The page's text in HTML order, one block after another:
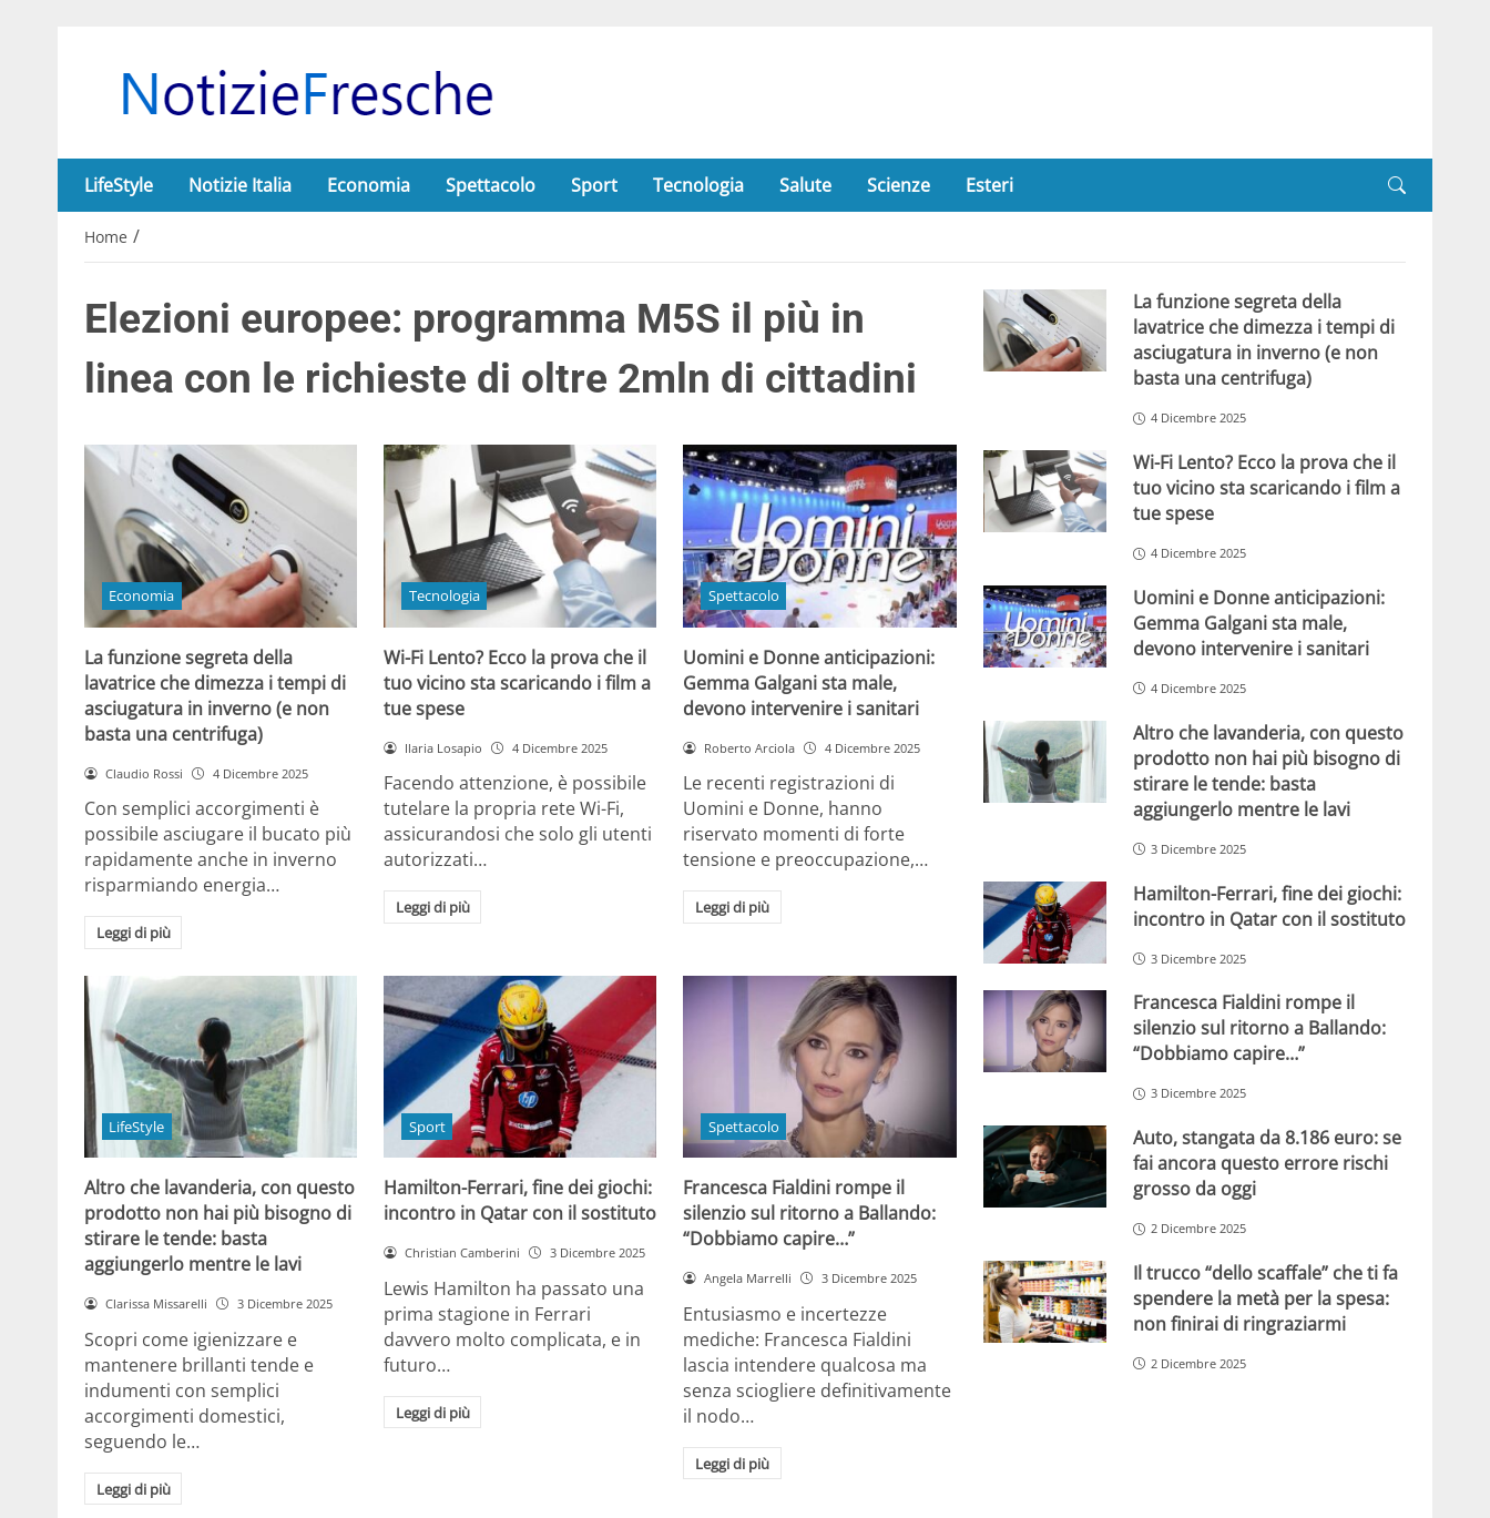
LifeStyle Notizie Italia Economia Spettacolo Sport Tecnologia Salute Scienze Esteri
Home /
Elezioni europee: programma M5S il più in
linea con le richieste di oltre 2mln di cittadini
Economia
La funzione segreta della
lavatrice che dimezza i tempi di
asciugatura in inverno (e non
basta una centrifuga)
Claudio Rossi 4 Dicembre 2025
Con semplici accorgimenti è
possibile asciugare il bucato più
rapidamente anche in inverno
risparmiando energia…
Leggi di più
Tecnologia
Wi-Fi Lento? Ecco la prova che il
tuo vicino sta scaricando i film a
tue spese
Ilaria Losapio 4 Dicembre 2025
Facendo attenzione, è possibile
tutelare la propria rete Wi-Fi,
assicurandosi che solo gli utenti
autorizzati…
Leggi di più
Spettacolo
Uomini e Donne anticipazioni:
Gemma Galgani sta male,
devono intervenire i sanitari
Roberto Arciola 4 Dicembre 2025
Le recenti registrazioni di
Uomini e Donne, hanno
riservato momenti di forte
tensione e preoccupazione,…
Leggi di più
LifeStyle
Altro che lavanderia, con questo
prodotto non hai più bisogno di
stirare le tende: basta
aggiungerlo mentre le lavi
Clarissa Missarelli 3 Dicembre 2025
Scopri come igienizzare e
mantenere brillanti tende e
indumenti con semplici
accorgimenti domestici,
seguendo le…
Leggi di più
Sport
Hamilton-Ferrari, fine dei giochi:
incontro in Qatar con il sostituto
Christian Camberini 3 Dicembre 2025
Lewis Hamilton ha passato una
prima stagione in Ferrari
davvero molto complicata, e in
futuro…
Leggi di più
Spettacolo
Francesca Fialdini rompe il
silenzio sul ritorno a Ballando:
“Dobbiamo capire…”
Angela Marrelli 3 Dicembre 2025
Entusiasmo e incertezze
mediche: Francesca Fialdini
lascia intendere qualcosa ma
senza sciogliere definitivamente
il nodo…
Leggi di più
La funzione segreta della
lavatrice che dimezza i tempi di
asciugatura in inverno (e non
basta una centrifuga)
4 Dicembre 2025
Wi-Fi Lento? Ecco la prova che il
tuo vicino sta scaricando i film a
tue spese
4 Dicembre 2025
Uomini e Donne anticipazioni:
Gemma Galgani sta male,
devono intervenire i sanitari
4 Dicembre 2025
Altro che lavanderia, con questo
prodotto non hai più bisogno di
stirare le tende: basta
aggiungerlo mentre le lavi
3 Dicembre 2025
Hamilton-Ferrari, fine dei giochi:
incontro in Qatar con il sostituto
3 Dicembre 2025
Francesca Fialdini rompe il
silenzio sul ritorno a Ballando:
“Dobbiamo capire…”
3 Dicembre 2025
Auto, stangata da 8.186 euro: se
fai ancora questo errore rischi
grosso da oggi
2 Dicembre 2025
Il trucco “dello scaffale” che ti fa
spendere la metà per la spesa:
non finirai di ringraziarmi
2 Dicembre 2025